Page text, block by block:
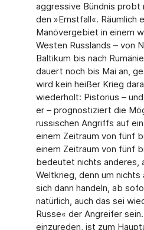
aggressive Bündnis probt
den »Ernstfall«. Räumlich
Manövergebiet in einem
Westen Russlands – von
Baltikum bis nach
dauert noch bis Mai an,
wird kein heißer Krieg
wiederholt: Pistorius –
er – prognostiziert die
russischen Angriffs auf
einem Zeitraum von fünf
einem Zeitraum von fünf
bedeutet nichts anderes,
Weltkrieg, denn um
sich dann handeln, ab
natürlich, auch das sei
Russe« der Angreifer
einzureden, ist zum